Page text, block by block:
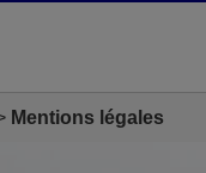
Mentions légales